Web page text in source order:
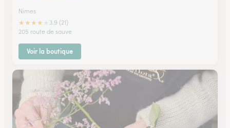
Nimes
★★★★
3.9 (21)
205 route de sauve
Voir la boutique